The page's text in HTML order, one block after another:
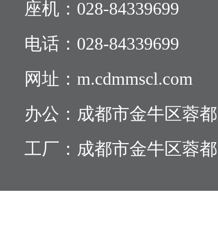
座机： 028-84339699
电话： 028-84339699
网址：m.cdmmscl.com
办公：成都市金牛区蓉
工厂：成都市金牛区蓉